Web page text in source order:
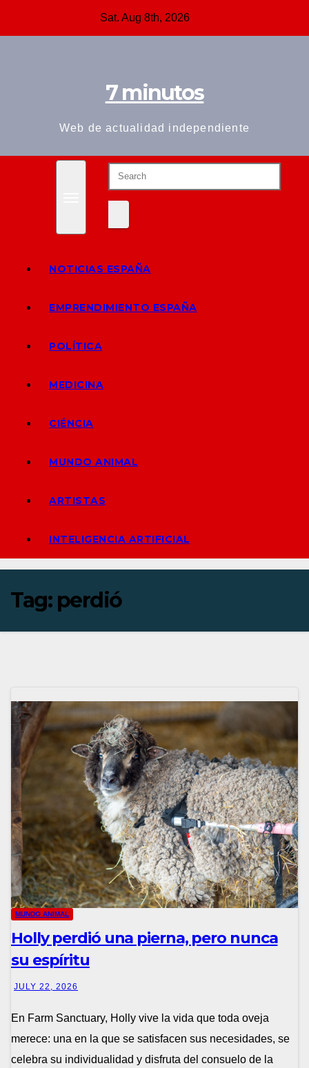
Sat. Aug 8th, 2026
7 minutos
Web de actualidad independiente
NOTICIAS ESPAÑA
EMPRENDIMIENTO ESPAÑA
POLÍTICA
MEDICINA
CIÉNCIA
MUNDO ANIMAL
ARTISTAS
INTELIGENCIA ARTIFICIAL
Tag: perdió
MUNDO ANIMAL
Holly perdió una pierna, pero nunca
su espíritu
JULY 22, 2026
En Farm Sanctuary, Holly vive la vida que toda oveja
merece: una en la que se satisfacen sus necesidades, se
celebra su individualidad y disfruta del consuelo de la